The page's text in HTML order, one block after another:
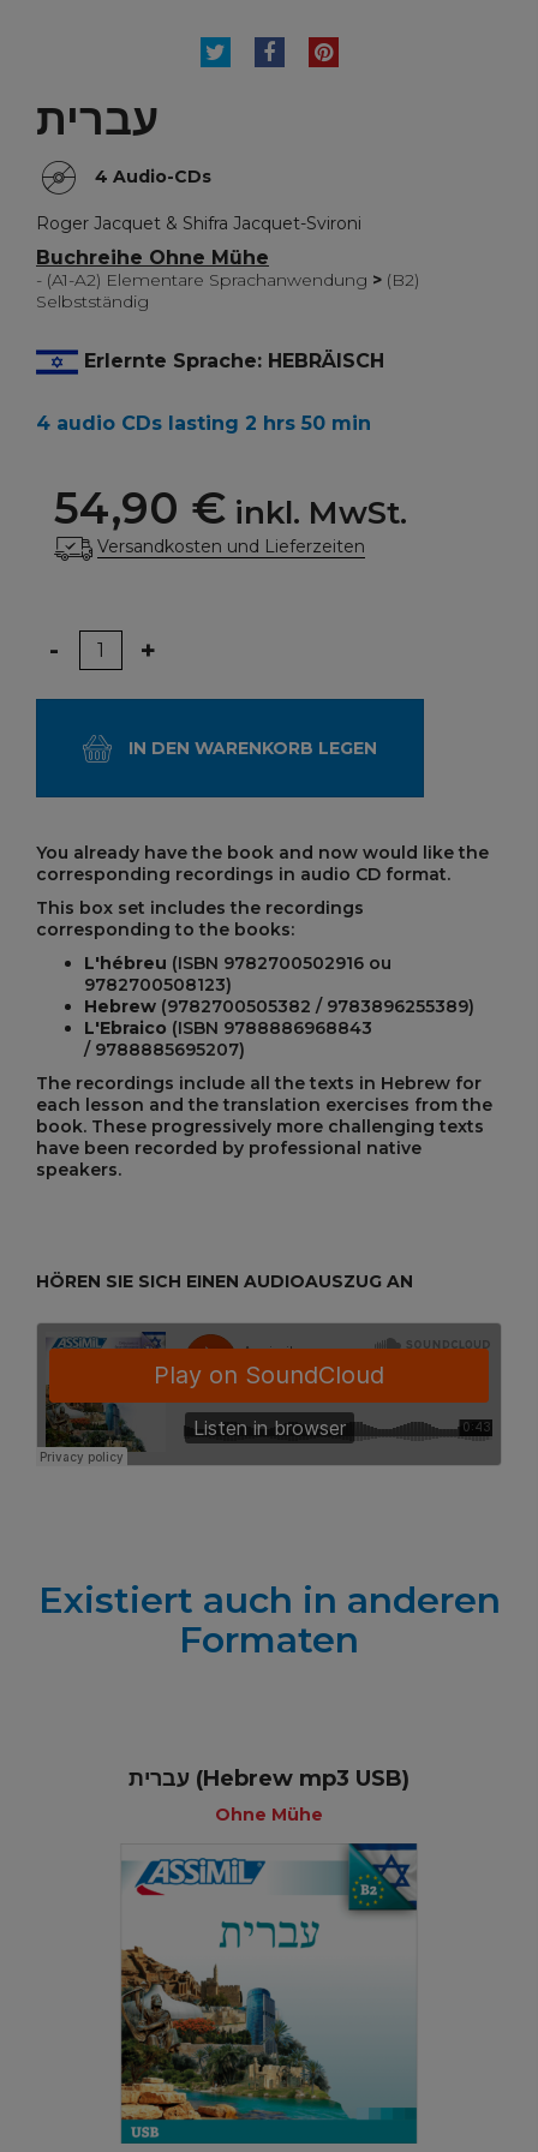
TWEETTEILENPINTEREST
עברית
4 Audio-CDs
Roger Jacquet & Shifra Jacquet-Svironi
Buchreihe Ohne Mühe
- (A1-A2) Elementare Sprachanwendung > (B2)
Selbstständig
Erlernte Sprache: HEBRÄISCH
4 audio CDs lasting 2 hrs 50 min
54,90 € inkl. MwSt.
Versandkosten und Lieferzeiten
Menge
- +
IN DEN WARENKORB LEGEN
You already have the book and now would like the
corresponding recordings in audio CD format.
This box set includes the recordings
corresponding to the books:
L'hébreu (ISBN 9782700502916 ou
9782700508123)
Hebrew (9782700505382 / 9783896255389)
L'Ebraico (ISBN 9788886968843
/ 9788885695207)
The recordings include all the texts in Hebrew for
each lesson and the translation exercises from the
book. These progressively more challenging texts
have been recorded by professional native
speakers.
HÖREN SIE SICH EINEN AUDIOAUSZUG AN
Existiert auch in anderen
Formaten
עברית (Hebrew mp3 USB)
Ohne Mühe